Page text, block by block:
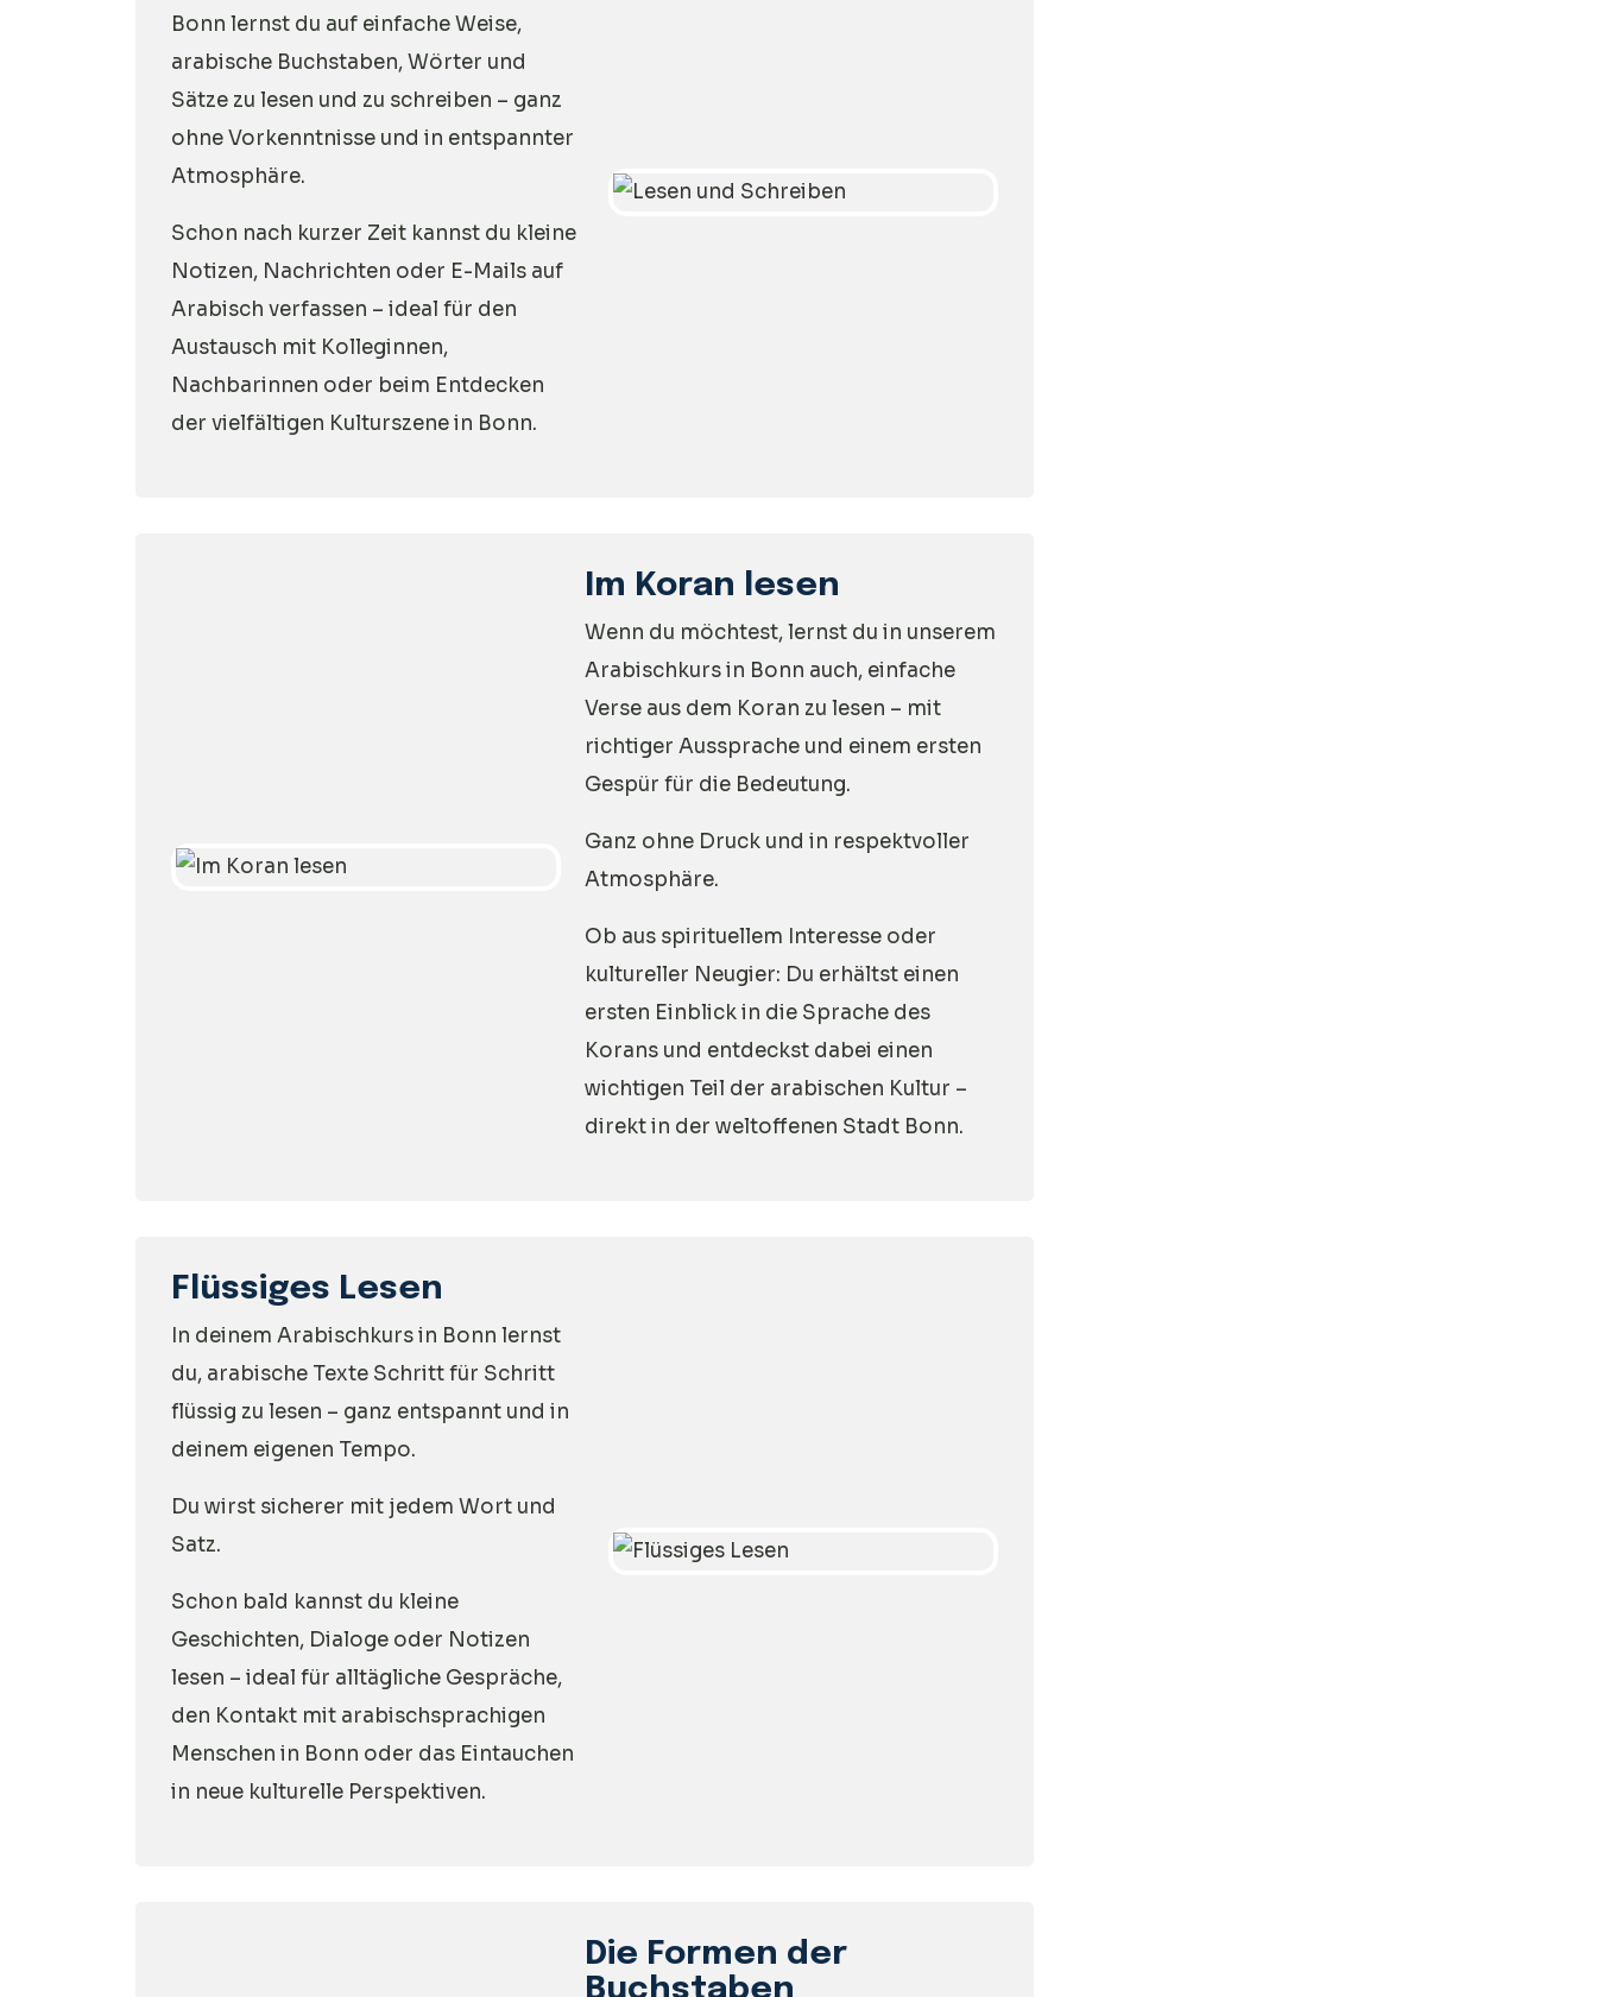
Bonn lernst du auf einfache Weise,
arabische Buchstaben, Wörter und
Sätze zu lesen und zu schreiben – ganz
ohne Vorkenntnisse und in entspannter
Atmosphäre.
Schon nach kurzer Zeit kannst du kleine
Notizen, Nachrichten oder E-Mails auf
Arabisch verfassen – ideal für den
Austausch mit Kolleginnen,
Nachbarinnen oder beim Entdecken
der vielfältigen Kulturszene in Bonn.
Im Koran lesen
Wenn du möchtest, lernst du in unserem
Arabischkurs in Bonn auch, einfache
Verse aus dem Koran zu lesen – mit
richtiger Aussprache und einem ersten
Gespür für die Bedeutung.
Ganz ohne Druck und in respektvoller
Atmosphäre.
Ob aus spirituellem Interesse oder
kultureller Neugier: Du erhältst einen
ersten Einblick in die Sprache des
Korans und entdeckst dabei einen
wichtigen Teil der arabischen Kultur –
direkt in der weltoffenen Stadt Bonn.
Flüssiges Lesen
In deinem Arabischkurs in Bonn lernst
du, arabische Texte Schritt für Schritt
flüssig zu lesen – ganz entspannt und in
deinem eigenen Tempo.
Du wirst sicherer mit jedem Wort und
Satz.
Schon bald kannst du kleine
Geschichten, Dialoge oder Notizen
lesen – ideal für alltägliche Gespräche,
den Kontakt mit arabischsprachigen
Menschen in Bonn oder das Eintauchen
in neue kulturelle Perspektiven.
Die Formen der